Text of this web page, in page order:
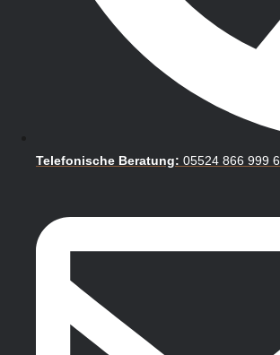
Telefonische Beratung: 05524 866 999 6